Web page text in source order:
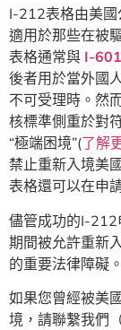
I-212表格由美國
適用於那些在被
表格通常與 I-601
後者用於當外國
不可受理時。然
核標準側重於對
“極端困境”(了解
禁止重新入境美
表格還可以在申
儘管成功的I-212
期間被允許重新
的重要法律障礙。
如果您曾經被美
境，請聯繫我們